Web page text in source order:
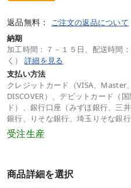
返品無料： ご注文の返品について
納期
加工時間：７－１５日、配送時間
く） 詳細を見る
支払い方法
クレジットカード（VISA、Master
DISCOVER）、デビットカード（
ド）、銀行口座（みずほ銀行、三
銀行、りそな銀行、埼玉りそな銀行
受注生産
商品詳細を選択